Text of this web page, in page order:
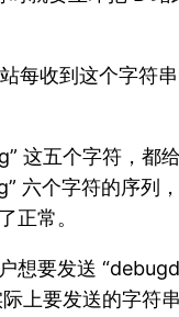
每收到这个字符
这五个字符，都
六个字符的序列
正常。
想要发送
上要发送的字符